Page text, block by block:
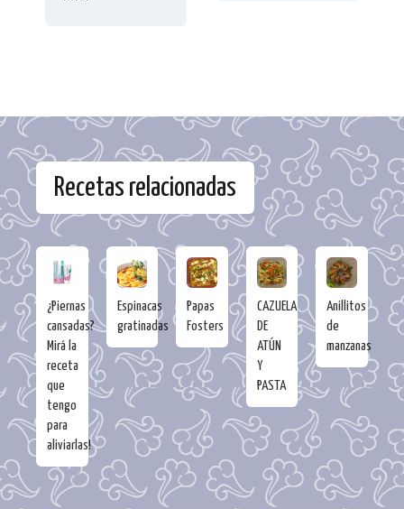
Recetas relacionadas
¿Piernas
cansadas?
Mirá la
receta
que
tengo
para
aliviarlas!
Espinacas
gratinadas
Papas
Fosters
CAZUELA
DE
ATÚN
Y
PASTA
Anillitos
de
manzanas